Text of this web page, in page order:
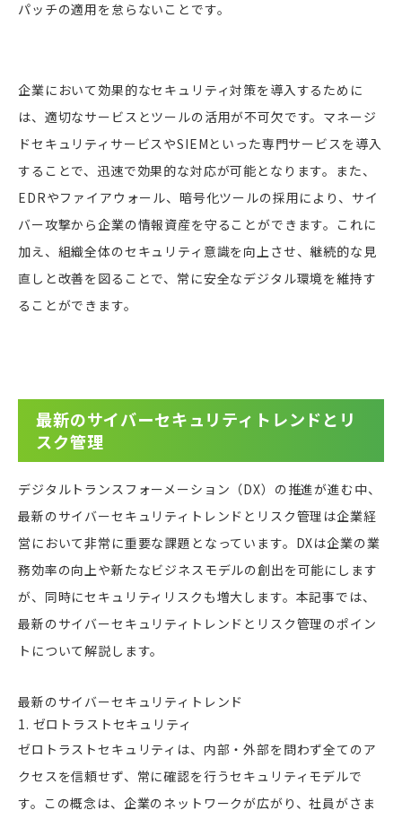
パッチの適用を怠らないことです。
企業において効果的なセキュリティ対策を導入するために
は、適切なサービスとツールの活用が不可欠です。マネージ
ドセキュリティサービスやSIEMといった専門サービスを導入
することで、迅速で効果的な対応が可能となります。また、
EDRやファイアウォール、暗号化ツールの採用により、サイ
バー攻撃から企業の情報資産を守ることができます。これに
加え、組織全体のセキュリティ意識を向上させ、継続的な見
直しと改善を図ることで、常に安全なデジタル環境を維持す
ることができます。
最新のサイバーセキュリティトレンドとリ
スク管理
デジタルトランスフォーメーション（DX）の推進が進む中、
最新のサイバーセキュリティトレンドとリスク管理は企業経
営において非常に重要な課題となっています。DXは企業の業
務効率の向上や新たなビジネスモデルの創出を可能にします
が、同時にセキュリティリスクも増大します。本記事では、
最新のサイバーセキュリティトレンドとリスク管理のポイン
トについて解説します。
最新のサイバーセキュリティトレンド
1. ゼロトラストセキュリティ
ゼロトラストセキュリティは、内部・外部を問わず全てのア
クセスを信頼せず、常に確認を行うセキュリティモデルで
す。この概念は、企業のネットワークが広がり、社員がさま